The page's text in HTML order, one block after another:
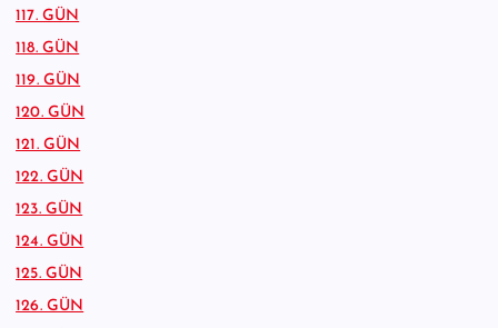
117. GÜN
118. GÜN
119. GÜN
120. GÜN
121. GÜN
122. GÜN
123. GÜN
124. GÜN
125. GÜN
126. GÜN